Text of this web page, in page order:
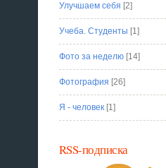
Улучшаем себя [2]
Учеба. Студенты [1]
Фото за неделю[14]
Фотография [26]
Я - человек[1]
RSS-подписка